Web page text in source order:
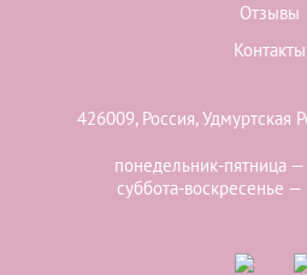
Отзывы
Контакты
426009, Россия, Удмуртская
понедельник-пятница
суббота-воскресенье